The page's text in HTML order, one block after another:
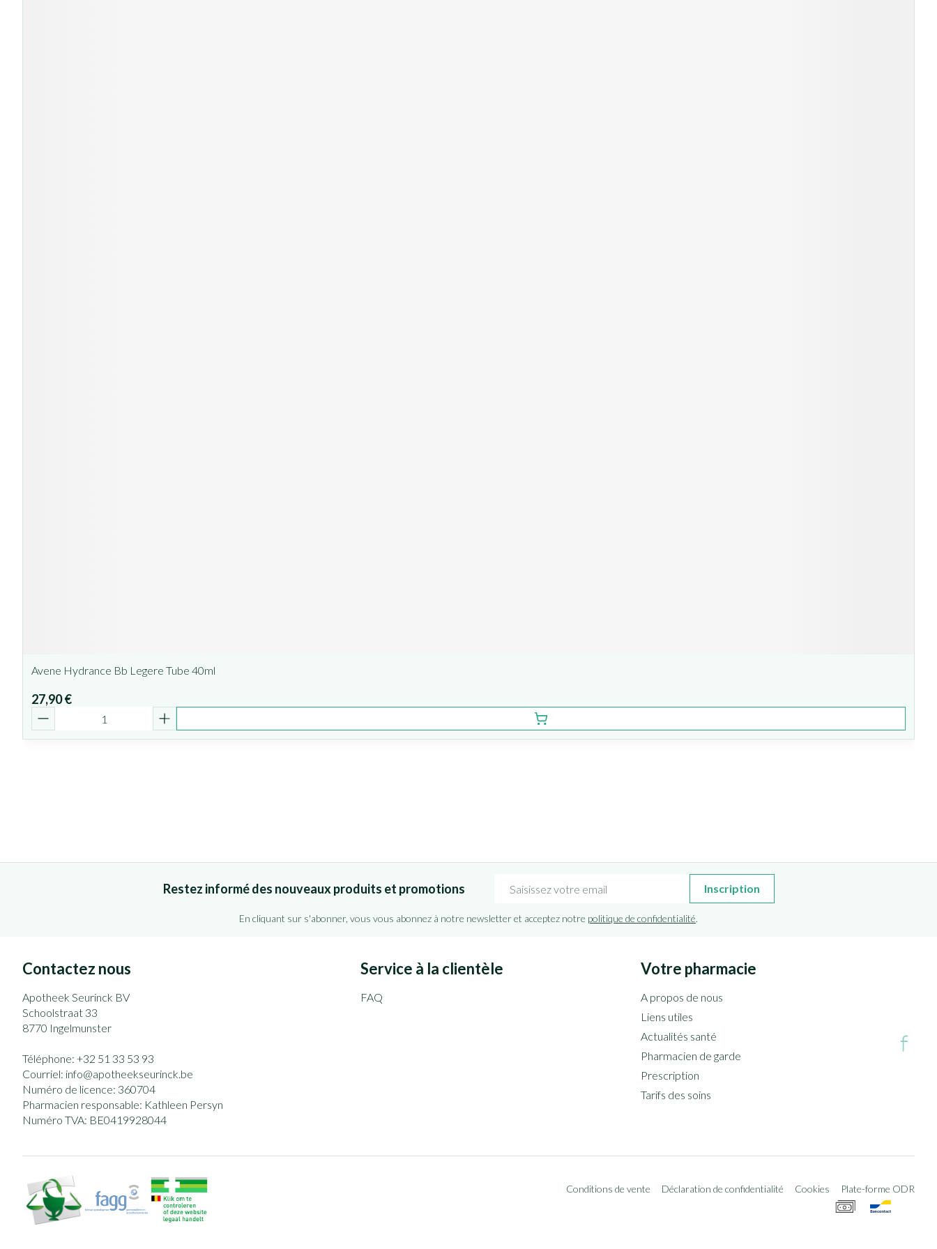
Avene Hydrance Bb Legere Tube 40ml
27,90 €
Restez informé des nouveaux produits et promotions Inscription
En cliquant sur s'abonner, vous vous abonnez à notre newsletter et acceptez notre politique de confidentialité.
Contactez nous
Apotheek Seurinck BV
Schoolstraat 33
8770 Ingelmunster
Téléphone: +32 51 33 53 93
Courriel: info@apotheekseurinck.be
Numéro de licence: 360704
Pharmacien responsable: Kathleen Persyn
Numéro TVA: BE0419928044
Service à la clientèle
FAQ
Votre pharmacie
A propos de nous
Liens utiles
Actualités santé
Pharmacien de garde
Prescription
Tarifs des soins
Conditions de vente Déclaration de confidentialité Cookies Plate-forme ODR